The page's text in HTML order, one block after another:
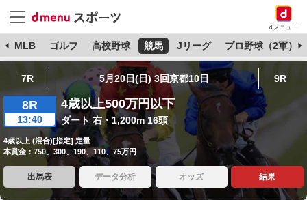
dメニュー
MLB ゴルフ 高校野球 競馬 Jリーグ プロ野球（2軍）
7R 5月20日(日) 3回京都10日 9R
8R
13:40
4歳以上500万円以下
ダート 右・1,200m 16頭
4歳以上 (混合)[指定] 定量
本賞金：750、300、190、110、75万円
出馬表 データ分析 オッズ 結果